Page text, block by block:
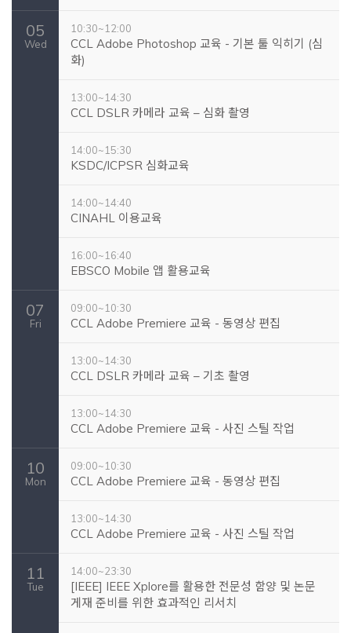
05
Wed
10:30~12:00
CCL Adobe Photoshop 교육 - 기본 툴 익히기 (심
화)
13:00~14:30
CCL DSLR 카메라 교육 – 심화 촬영
14:00~15:30
KSDC/ICPSR 심화교육
14:00~14:40
CINAHL 이용교육
16:00~16:40
EBSCO Mobile 앱 활용교육
07
Fri
09:00~10:30
CCL Adobe Premiere 교육 - 동영상 편집
13:00~14:30
CCL DSLR 카메라 교육 – 기초 촬영
13:00~14:30
CCL Adobe Premiere 교육 - 사진 스틸 작업
10
Mon
09:00~10:30
CCL Adobe Premiere 교육 - 동영상 편집
13:00~14:30
CCL Adobe Premiere 교육 - 사진 스틸 작업
11
Tue
14:00~23:30
[IEEE] IEEE Xplore를 활용한 전문성 함양 및 논문
게재 준비를 위한 효과적인 리서치